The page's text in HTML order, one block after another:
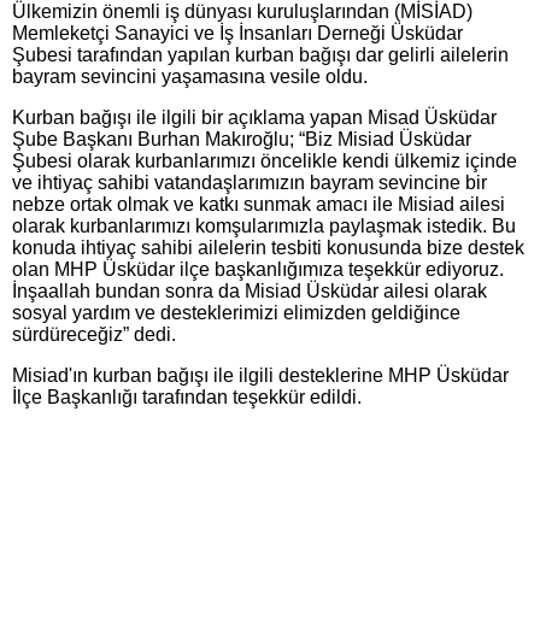
Ülkemizin önemli iş dünyası kuruluşlarından (MİSİAD)
Memleketçi Sanayici ve İş İnsanları Derneği Üsküdar
Şubesi tarafından yapılan kurban bağışı dar gelirli ailelerin
bayram sevincini yaşamasına vesile oldu.
Kurban bağışı ile ilgili bir açıklama yapan Misad Üsküdar
Şube Başkanı Burhan Makıroğlu; “Biz Misiad Üsküdar
Şubesi olarak kurbanlarımızı öncelikle kendi ülkemiz içinde
ve ihtiyaç sahibi vatandaşlarımızın bayram sevincine bir
nebze ortak olmak ve katkı sunmak amacı ile Misiad ailesi
olarak kurbanlarımızı komşularımızla paylaşmak istedik. Bu
konuda ihtiyaç sahibi ailelerin tesbiti konusunda bize destek
olan MHP Üsküdar ilçe başkanlığımıza teşekkür ediyoruz.
İnşaallah bundan sonra da Misiad Üsküdar ailesi olarak
sosyal yardım ve desteklerimizi elimizden geldiğince
sürdüreceğiz” dedi.
Misiad'ın kurban bağışı ile ilgili desteklerine MHP Üsküdar
İlçe Başkanlığı tarafından teşekkür edildi.